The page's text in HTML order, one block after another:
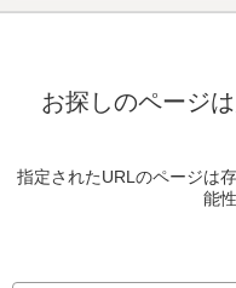
お探しのページ
指定されたURLのページは
能